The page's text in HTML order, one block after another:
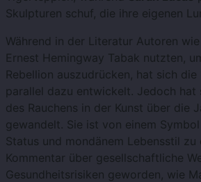
Skulpturen schuf, die ihre eigenen
Während in der Literatur Autoren
Ernest Hemingway Tabak nutzten,
Rebellion auszudrücken, hat sich die
parallel dazu entwickelt. Jedoch hat
des Rauchens in der Kunst über die
gewandelt. Sie ist von einem Symbol
Status und mondänem Lebensstil zu
Kommentar über gesellschaftliche
Gesundheitsrisiken geworden, wie